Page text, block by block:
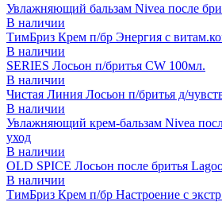
Увлажняющий бальзам Nivea после
В наличии
ТимБриз Крем п/бр Энергия с
В наличии
SERIES Лосьон п/бритья CW 100мл.
В наличии
Чистая Линия Лосьон п/бритья д/
В наличии
Увлажняющий крем-бальзам Nivea
уход
В наличии
OLD SPICE Лосьон после бритья
В наличии
ТимБриз Крем п/бр Настроение с